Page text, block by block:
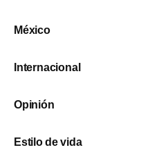
México
Internacional
Opinión
Estilo de vida